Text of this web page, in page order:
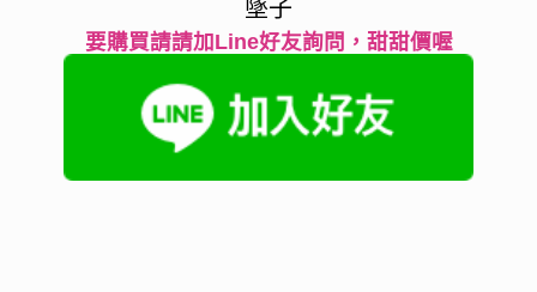
墜子
要購買請請加Line好友詢問，甜甜價喔